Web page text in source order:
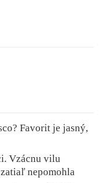
Favorit je jasný,
Vzácnu vilu
nepomohla